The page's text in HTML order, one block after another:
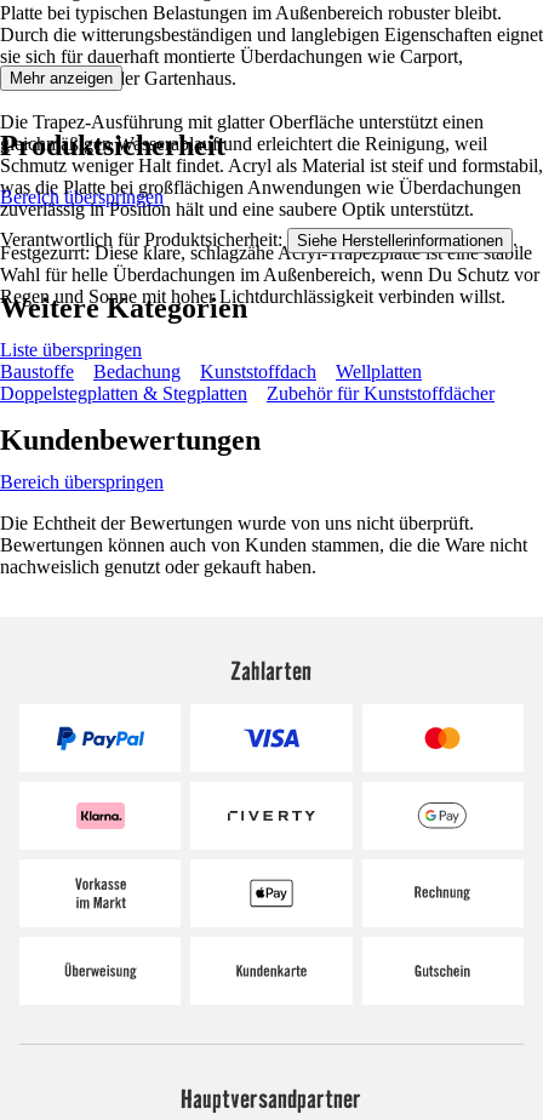
Platte bei typischen Belastungen im Außenbereich robuster bleibt.
Durch die witterungsbeständigen und langlebigen Eigenschaften eignet
sie sich für dauerhaft montierte Überdachungen wie Carport,
Hauseingang oder Gartenhaus.
Die Trapez-Ausführung mit glatter Oberfläche unterstützt einen
gleichmäßigen Wasserablauf und erleichtert die Reinigung, weil
Schmutz weniger Halt findet. Acryl als Material ist steif und formstabil,
was die Platte bei großflächigen Anwendungen wie Überdachungen
zuverlässig in Position hält und eine saubere Optik unterstützt.
Festgezurrt: Diese klare, schlagzähe Acryl-Trapezplatte ist eine stabile
Wahl für helle Überdachungen im Außenbereich, wenn Du Schutz vor
Regen und Sonne mit hoher Lichtdurchlässigkeit verbinden willst.
Mehr anzeigen
Produktsicherheit
Bereich überspringen
Verantwortlich für Produktsicherheit: Siehe Herstellerinformationen .
Weitere Kategorien
Liste überspringen
Baustoffe
Bedachung Kunststoffdach
Wellplatten
Doppelstegplatten & Stegplatten
Zubehör für Kunststoffdächer
Kundenbewertungen
Bereich überspringen
Die Echtheit der Bewertungen wurde von uns nicht überprüft.
Bewertungen können auch von Kunden stammen, die die Ware nicht
nachweislich genutzt oder gekauft haben.
Zahlarten
Hauptversandpartner